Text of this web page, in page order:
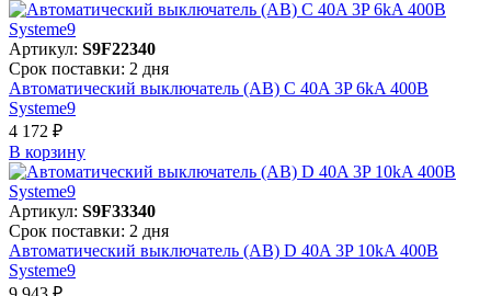
Артикул: S9F22340
Срок поставки: 2 дня
Автоматический выключатель (АВ) C 40A 3P 6kA 400В
Systeme9
4 172 ₽
В корзинy
Артикул: S9F33340
Срок поставки: 2 дня
Автоматический выключатель (АВ) D 40A 3P 10kA 400В
Systeme9